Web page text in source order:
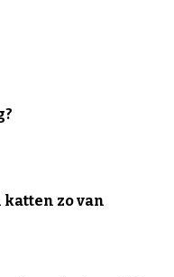
zo van